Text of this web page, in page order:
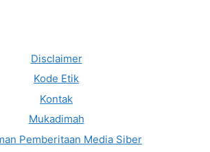
Disclaimer
Kode Etik
Kontak
Mukadimah
Pemberitaan Media Siber